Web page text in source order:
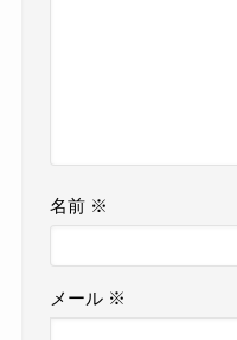
名前 ※
メール ※